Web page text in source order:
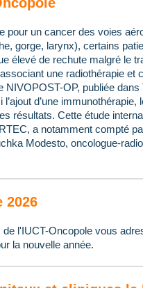
pour un cancer des voies
gorge, larynx), certains
élevé de rechute malgré le
une radiothérapie et
NIVOPOST-OP, publiée
d’une immunothérapie,
résultats. Cette étude
a notamment compté
Modesto, oncologue-
2026
de l'IUCT-Oncopole vous
la nouvelle année.